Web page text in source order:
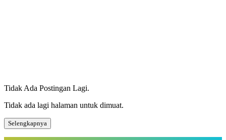
Tidak Ada Postingan Lagi.
Tidak ada lagi halaman untuk dimuat.
Selengkapnya